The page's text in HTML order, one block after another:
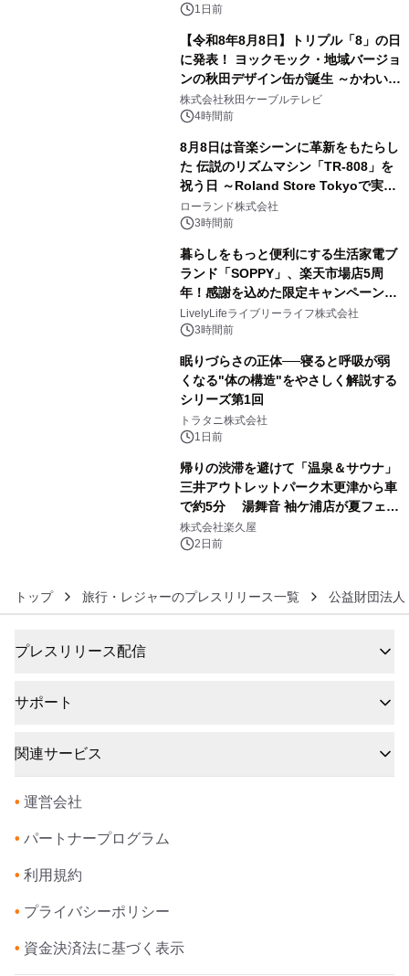
ボグッズも発売決定！
1日前
【令和8年8月8日】トリプル「8」の日
に発表！ ヨックモック・地域バージョ
ンの秋田デザイン缶が誕生 ～かわいい
秋田犬の子犬と秋田の四季と名所を巡
るパッケージ～ 9月1日(火)秋田県内で
株式会社秋田ケーブルテレビ
4時間前
8月8日は音楽シーンに革新をもたらし
た 伝説のリズムマシン「TR-808」を
祝う日 ～Roland Store Tokyoで実機
を展示しての 記念キャンペーンを開
催 英国ラジオ「NTS」の 特別プログ
アーティストを フィーチャーしたアニ
メーションを公開～
ローランド株式会社
3時間前
暮らしをもっと便利にする生活家電ブ
ランド「SOPPY」、楽天市場店5周
年！感謝を込めた限定キャンペーンを
8月10日より開催
LivelyLifeライブリーライフ株式会社
3時間前
眠りづらさの正体──寝ると呼吸が弱
くなる"体の構造"をやさしく解説する
シリーズ第1回
トラタニ株式会社
1日前
帰りの渋滞を避けて「温泉＆サウナ」
三井アウトレットパーク木更津から車
で約5分 湯舞音 袖ケ浦店が夏フェア
メニューを提供
株式会社楽久屋
2日前
トップ 旅行・レジャーのプレスリリース一覧 公益財団法
プレスリリース配信
サポート
関連サービス
• 運営会社
• パートナープログラム
• 利用規約
• プライバシーポリシー
• 資金決済法に基づく表示